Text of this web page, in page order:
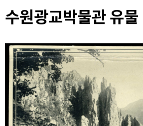
수원광교박물관 유물